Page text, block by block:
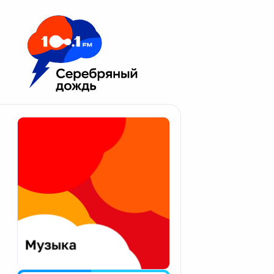
Москва 100.1 FM
Апатиты
Екатеринбург
Калининград
Калуга